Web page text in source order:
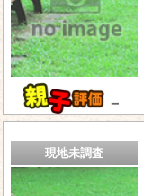
－
現地未調査